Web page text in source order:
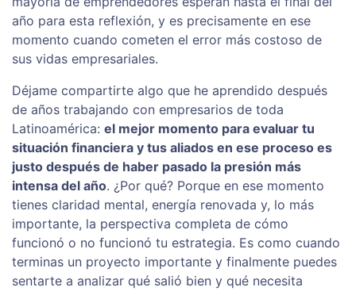
año para esta reflexión, y es precisamente en ese
momento cuando cometen el error más costoso de
sus vidas empresariales.
Déjame compartirte algo que he aprendido después
de años trabajando con empresarios de toda
Latinoamérica: el mejor momento para evaluar tu
situación financiera y tus aliados en ese proceso es
justo después de haber pasado la presión más
intensa del año. ¿Por qué? Porque en ese momento
tienes claridad mental, energía renovada y, lo más
importante, la perspectiva completa de cómo
funcionó o no funcionó tu estrategia. Es como cuando
terminas un proyecto importante y finalmente puedes
sentarte a analizar qué salió bien y qué necesita